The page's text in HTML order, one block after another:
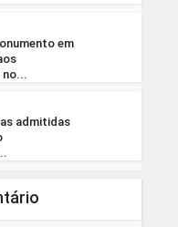
em
admitidas